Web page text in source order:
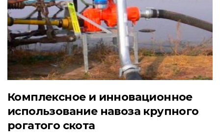
Комплексное и инновационное
использование навоза крупного
рогатого скота